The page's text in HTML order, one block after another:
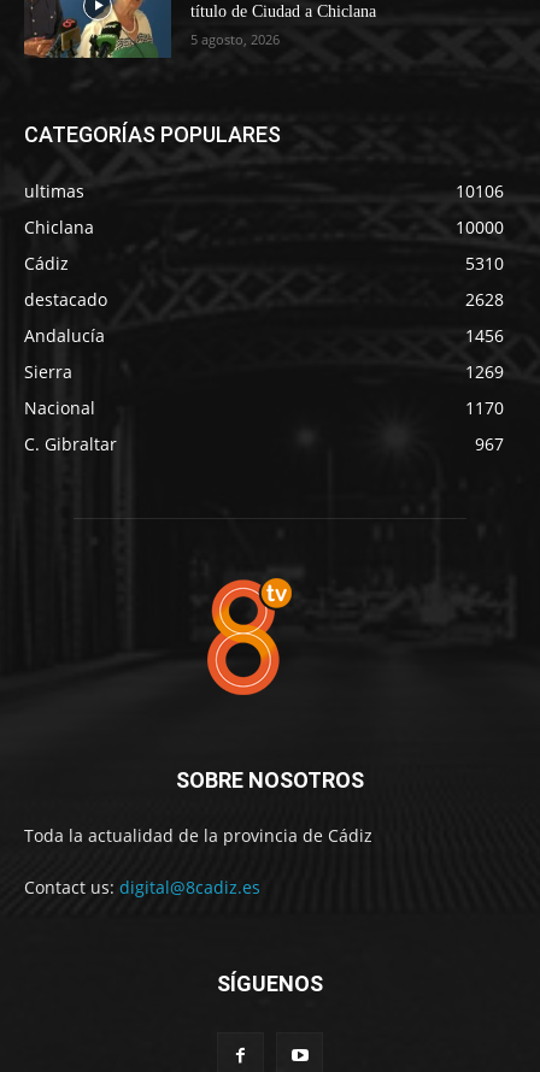
título de Ciudad a Chiclana
5 agosto, 2026
CATEGORÍAS POPULARES
ultimas
10106
Chiclana
10000
Cádiz
5310
destacado
2628
Andalucía
1456
Sierra
1269
Nacional
1170
C. Gibraltar
967
SOBRE NOSOTROS
Toda la actualidad de la provincia de Cádiz
Contact us: digital@8cadiz.es
SÍGUENOS